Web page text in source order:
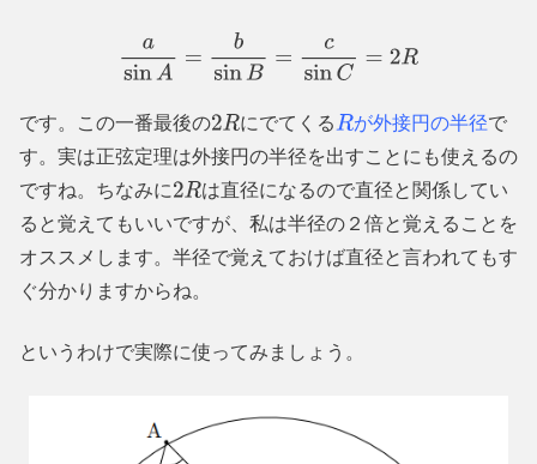
bsin C
です。この一番最後の2R にでてくるRが外接円の半径で
す。実は正弦定理は外接円の半径を出すことにも使えるの
ですね。ちなみに2R は直径になるので直径と関係してい
ると覚えてもいいですが、私は半径の２倍と覚えることを
オススメします。半径で覚えておけば直径と言われてもす
ぐ分かりますからね。
というわけで実際に使ってみましょう。